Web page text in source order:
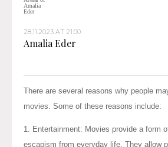
28.11.2023 AT 21:00
Amalia Eder
There are several reasons why people
movies. Some of these reasons include:
1. Entertainment: Movies provide a form
escapism from everyday life. They allow